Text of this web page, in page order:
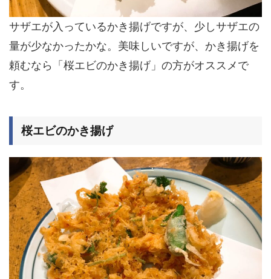
サザエが入っているかき揚げですが、少しサザエの
量が少なかったかな。美味しいですが、かき揚げを
頼むなら「桜エビのかき揚げ」の方がオススメで
す。
桜エビのかき揚げ